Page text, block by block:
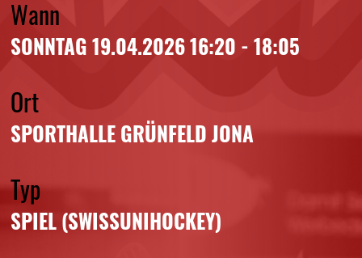
Wann
SONNTAG 19.04.2026 16:20 - 18:05
Ort
SPORTHALLE GRÜNFELD JONA
Typ
SPIEL (SWISSUNIHOCKEY)